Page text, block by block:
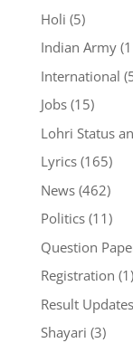
Holi (5)
Indian Army
International
Jobs(15)
Lohri Status
Lyrics(165)
News(462)
Politics(11)
Question
Registration (1)
Result Updates
Shayari (3)